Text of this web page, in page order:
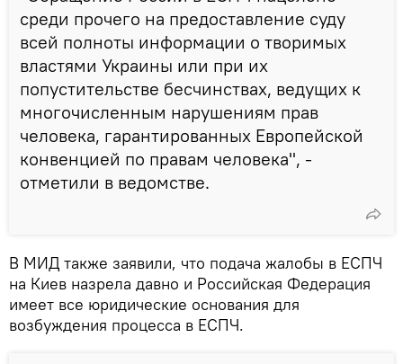
среди прочего на предоставление суду
всей полноты информации о творимых
властями Украины или при их
попустительстве бесчинствах, ведущих к
многочисленным нарушениям прав
человека, гарантированных Европейской
конвенцией по правам человека", -
отметили в ведомстве.
В МИД также заявили, что подача жалобы в ЕСПЧ
на Киев назрела давно и Российская Федерация
имеет все юридические основания для
возбуждения процесса в ЕСПЧ.